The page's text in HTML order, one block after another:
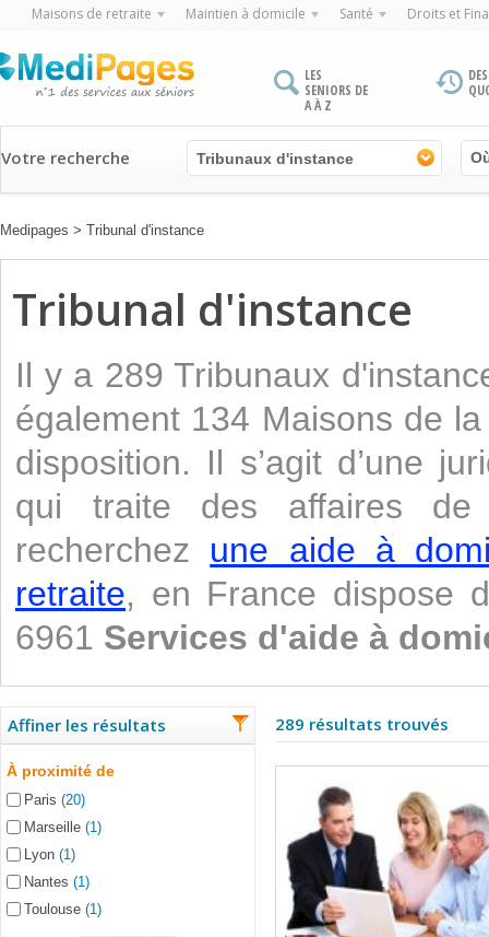
Maisons de retraite Maintien à domicile Santé Droits et
LES
SENIORS DE
A À Z
Votre recherche Tribunaux d'instance
Medipages > Tribunal d'instance
Tribunal d'instance
Il y a 289 Tribunaux
également 134 Maisons de
disposition. Il s’agit d’une
qui traite des affaires
recherchez une aide à
retraite, en France dispose
6961 Services d'aide à
Affiner les résultats
À proximité de
Paris (20)
Marseille (1)
Lyon (1)
Nantes (1)
Toulouse (1)
289 résultats trouvés